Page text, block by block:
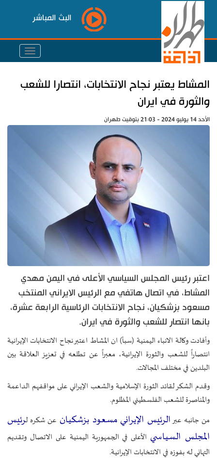
البث المباشر
المشاط يعتبر نجاح الانتخابات، انتصارا للشعب
والثورة في ايران
الأحد 14 يوليو 2024 - 21:03 بتوقيت طهران
اعتبر رئيس المجلس السياسي الأعلى في اليمن مهدي
المشاط، في اتصال هاتفي مع الرئيس الايراني المنتخب
مسعود بزشكيان، نجاح الانتخابات الرئاسية الرابعة عشرة،
بانها انتصار للشعب والثورة في ايران.
وأفادت وكالة الانباء اليمنية (سبأ) ان المشاط اعتبر نجاح الانتخابات الإيرانية
انتصاراً للشعب والثورة الإيرانية، معبراً عن تطلعه في تعزيز العلاقة بين
البلدين في مختلف المجالات.
وقدم الشكر لقائد الثورة الإسلامية والشعب الإيراني على مواقفهم الداعمة
والمناصرة للشعب الفلسطيني المظلوم.
من جانبه عبرالرئيس الإيراني مسعود بزشكيان عن شكره لرئيس
المجلس السياسي الأعلى في الجمهورية اليمنية على الاتصال وتقديم
التهاني له بفوزه في الانتخابات الإيرانية.